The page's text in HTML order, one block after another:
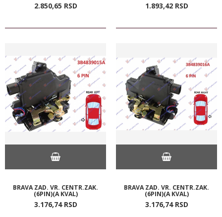
2.850,65 RSD 1.893,42 RSD
BRAVA ZAD. VR. CENTR.ZAK.
(6PIN)(A KVAL)
3.176,74 RSD
BRAVA ZAD. VR. CENTR.ZAK.
(6PIN)(A KVAL)
3.176,74 RSD